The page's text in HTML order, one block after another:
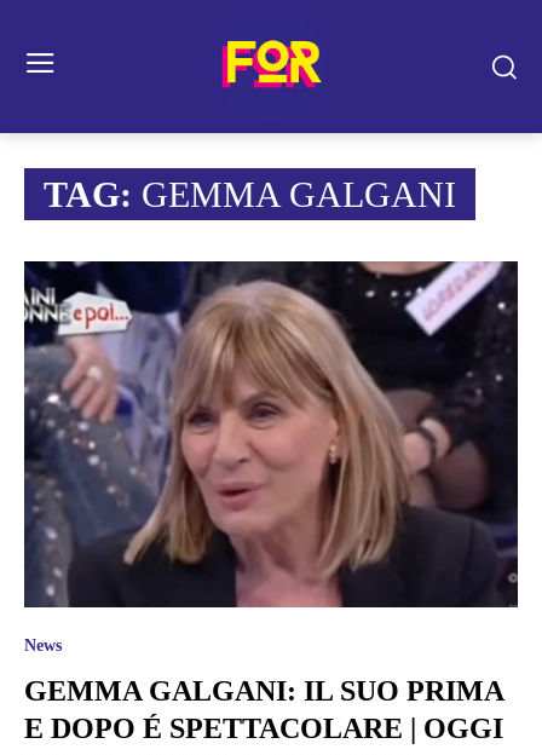
TAG: GEMMA GALGANI
News
GEMMA GALGANI: IL SUO PRIMA
E DOPO É SPETTACOLARE | OGGI